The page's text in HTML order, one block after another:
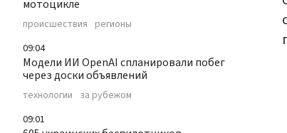
мотоцикле
происшествия регионы
09:04
Модели ИИ OpenAI спланировали побег
через доски объявлений
технологии за рубежом
09:01